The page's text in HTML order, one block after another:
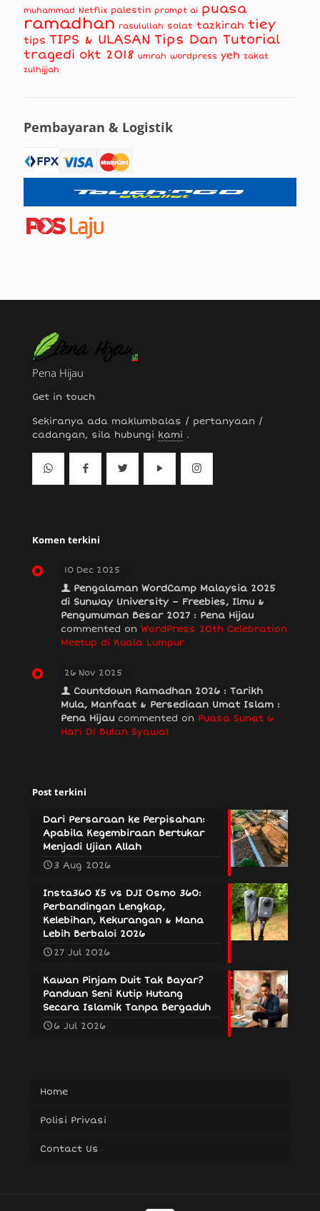
muhammad Netflix palestin prompt ai puasa
ramadhan rasulullah solat tazkirah tiey
tips TIPS & ULASAN Tips Dan Tutorial
tragedi okt 2018 umrah wordpress yeh zakat
zulhijjah
Pembayaran & Logistik
Pena Hijau
Get in touch
Sekiranya ada maklumbalas / pertanyaan /
cadangan, sila hubungi kami .
Komen terkini
10 Dec 2025
Pengalaman WordCamp Malaysia 2025
di Sunway University – Freebies, Ilmu &
Pengumuman Besar 2027 : Pena Hijau
commented on WordPress 20th Celebration
Meetup di Kuala Lumpur
26 Nov 2025
Countdown Ramadhan 2026 : Tarikh
Mula, Manfaat & Persediaan Umat Islam :
Pena Hijau commented on Puasa Sunat 6
Hari Di Bulan Syawal
Post terkini
Dari Persaraan ke Perpisahan:
Apabila Kegembiraan Bertukar
Menjadi Ujian Allah
3 Aug 2026
Insta360 X5 vs DJI Osmo 360:
Perbandingan Lengkap,
Kelebihan, Kekurangan & Mana
Lebih Berbaloi 2026
27 Jul 2026
Kawan Pinjam Duit Tak Bayar?
Panduan Seni Kutip Hutang
Secara Islamik Tanpa Bergaduh
6 Jul 2026
Home
Polisi Privasi
Contact Us